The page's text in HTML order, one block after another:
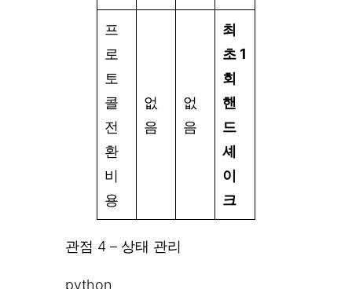
프
로
토
콜
전
환
비
용
없
음
없
음
최
초 1
회
핸
드
셰
이
크
관점 4 – 상태 관리
python